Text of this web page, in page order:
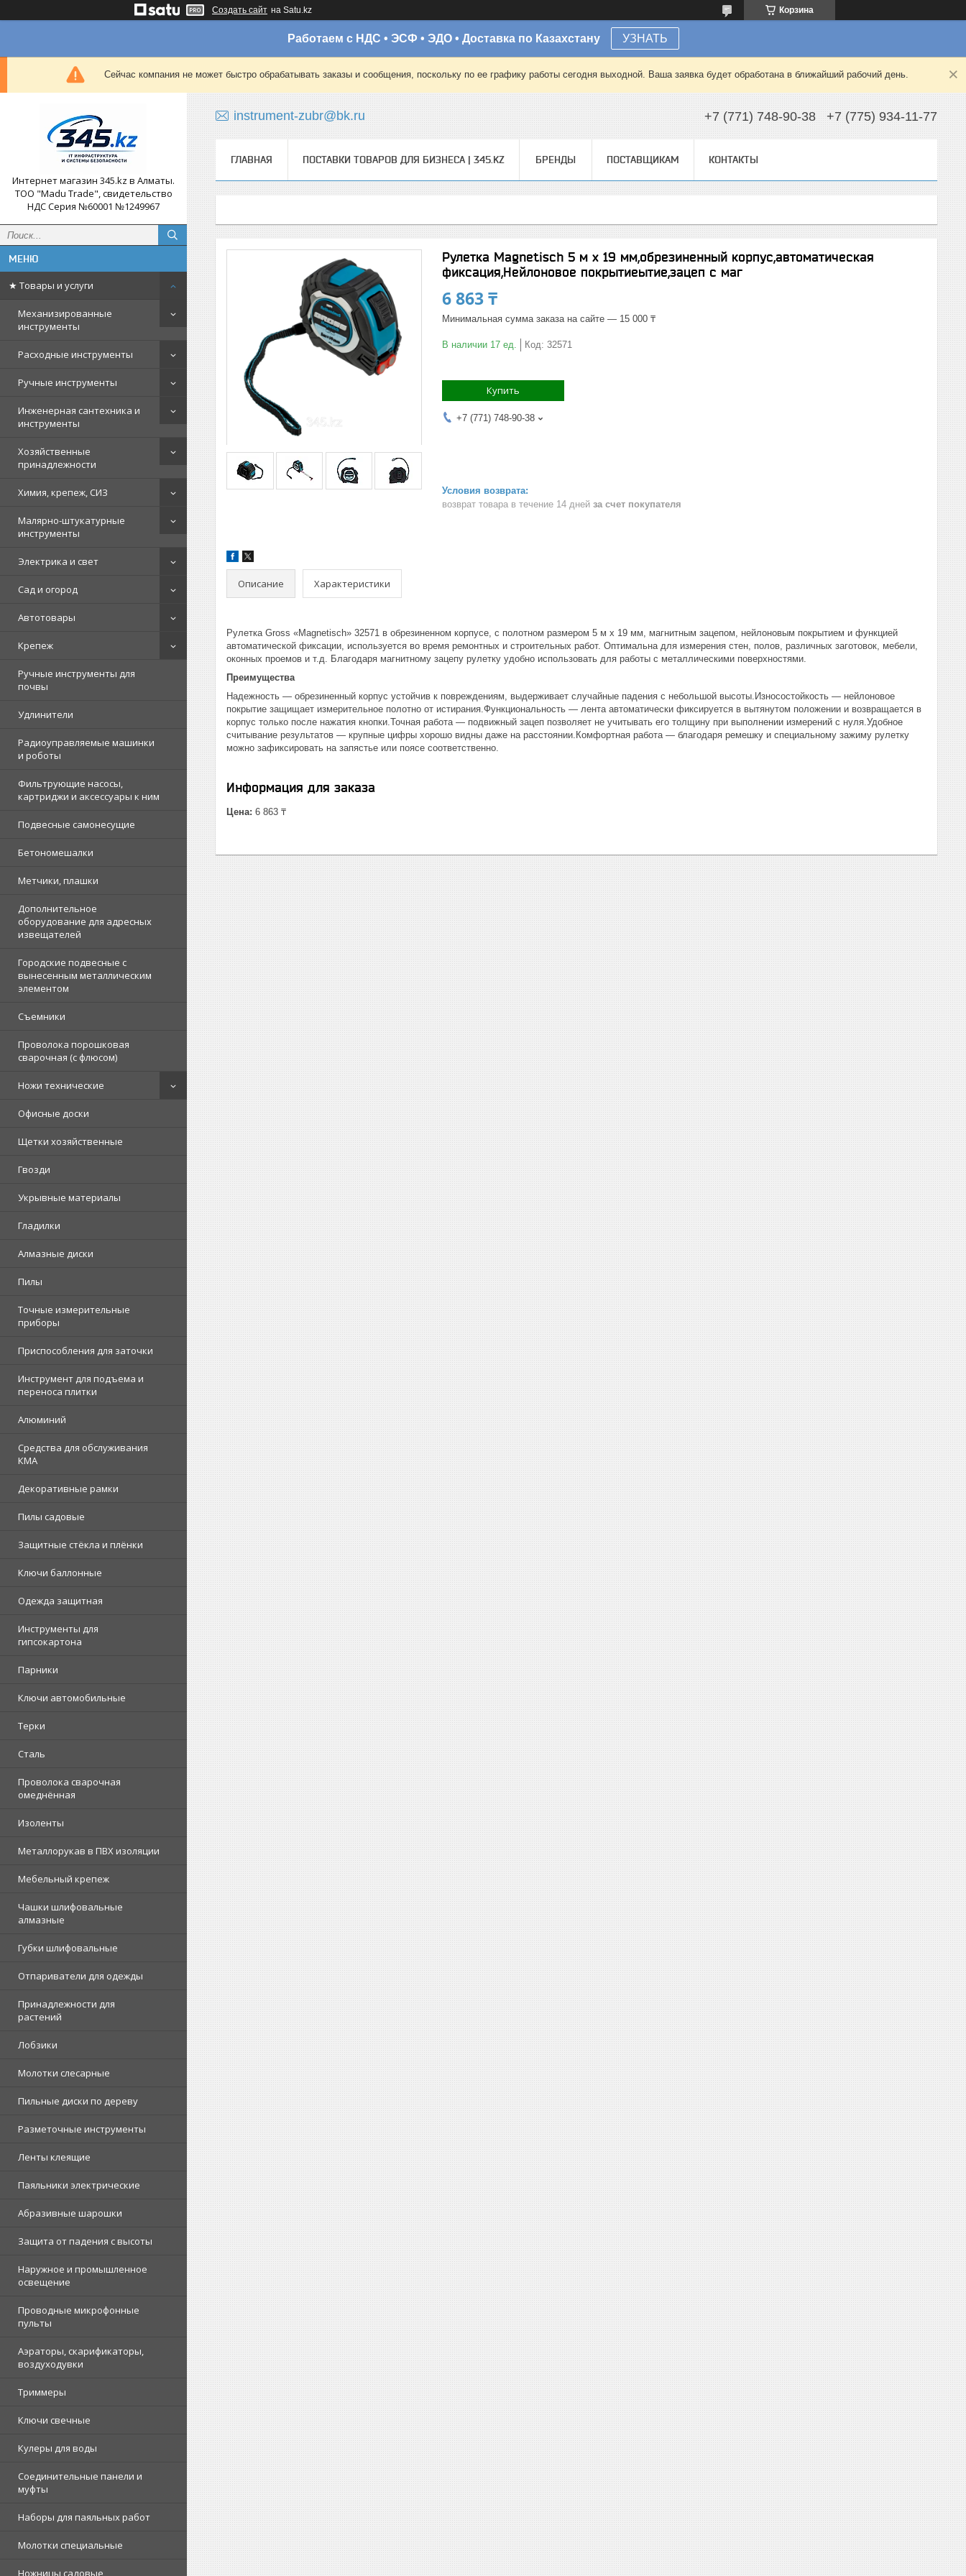
Создать сайт на Satu.kz Корзина
Работаем с НДС • ЭСФ • ЭДО • Доставка по Казахстану УЗНАТЬ
Сейчас компания не может быстро обрабатывать заказы и сообщения, поскольку по ее графику работы сегодня выходной. Ваша заявка будет обработана в ближайший рабочий день.
Интернет магазин 345.kz в Алматы.
ТОО "Madu Trade", свидетельство
НДС Серия №60001 №1249967
★ Товары и услуги
Механизированные
инструменты
Расходные инструменты
Ручные инструменты
Инженерная сантехника и
инструменты
Хозяйственные
принадлежности
Химия, крепеж, СИЗ
Малярно-штукатурные
инструменты
Электрика и свет
Сад и огород
Автотовары
Крепеж
Ручные инструменты для
почвы
Удлинители
Радиоуправляемые машинки
и роботы
Фильтрующие насосы,
картриджи и аксессуары к ним
Подвесные самонесущие
Бетономешалки
Метчики, плашки
Дополнительное
оборудование для адресных
извещателей
Городские подвесные с
вынесенным металлическим
элементом
Съемники
Проволока порошковая
сварочная (с флюсом)
Ножи технические
Офисные доски
Щетки хозяйственные
Гвозди
Укрывные материалы
Гладилки
Алмазные диски
Пилы
Точные измерительные
приборы
Приспособления для заточки
Инструмент для подъема и
переноса плитки
Алюминий
Средства для обслуживания
КМА
Декоративные рамки
Пилы садовые
Защитные стёкла и плёнки
Ключи баллонные
Одежда защитная
Инструменты для
гипсокартона
Парники
Ключи автомобильные
Терки
Сталь
Проволока сварочная
омеднённая
Изоленты
Металлорукав в ПВХ изоляции
Мебельный крепеж
Чашки шлифовальные
алмазные
Губки шлифовальные
Отпариватели для одежды
Принадлежности для
растений
Лобзики
Молотки слесарные
Пильные диски по дереву
Разметочные инструменты
Ленты клеящие
Паяльники электрические
Абразивные шарошки
Защита от падения с высоты
Наружное и промышленное
освещение
Проводные микрофонные
пульты
Аэраторы, скарификаторы,
воздуходувки
Триммеры
Ключи свечные
Кулеры для воды
Соединительные панели и
муфты
Наборы для паяльных работ
Молотки специальные
Ножницы садовые
instrument-zubr@bk.ru +7 (771) 748-90-38 +7 (775) 934-11-77
ГЛАВНАЯ ПОСТАВКИ ТОВАРОВ ДЛЯ БИЗНЕСА | 345.KZ БРЕНДЫ ПОСТАВЩИКАМ КОНТАКТЫ
Рулетка Magnetisch 5 м х 19 мм,обрезиненный корпус,автоматическая
фиксация,Нейлоновое покрытиеытие,зацеп с маг
6 863 ₸
Минимальная сумма заказа на сайте — 15 000 ₸
В наличии 17 ед. Код: 32571
Купить
+7 (771) 748-90-38
возврат товара в течение 14 дней за счет покупателя
Описание Характеристики
Рулетка Gross «Magnetisch» 32571 в обрезиненном корпусе, с полотном размером 5 м х 19 мм, магнитным зацепом, нейлоновым покрытием и функцией
автоматической фиксации, используется во время ремонтных и строительных работ. Оптимальна для измерения стен, полов, различных заготовок, мебели,
оконных проемов и т.д. Благодаря магнитному зацепу рулетку удобно использовать для работы с металлическими поверхностями.
Преимущества
Надежность — обрезиненный корпус устойчив к повреждениям, выдерживает случайные падения с небольшой высоты.Износостойкость — нейлоновое
покрытие защищает измерительное полотно от истирания.Функциональность — лента автоматически фиксируется в вытянутом положении и возвращается в
корпус только после нажатия кнопки.Точная работа — подвижный зацеп позволяет не учитывать его толщину при выполнении измерений с нуля.Удобное
считывание результатов — крупные цифры хорошо видны даже на расстоянии.Комфортная работа — благодаря ремешку и специальному зажиму рулетку
можно зафиксировать на запястье или поясе соответственно.
Информация для заказа
Цена: 6 863 ₸